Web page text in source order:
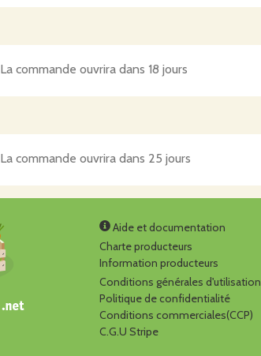
La commande ouvrira dans 18 jours
La commande ouvrira dans 25 jours
Aide et documentation
Charte producteurs
Information producteurs
Conditions générales d'utilisation
Politique de confidentialité
Conditions commerciales(CCP)
C.G.U Stripe